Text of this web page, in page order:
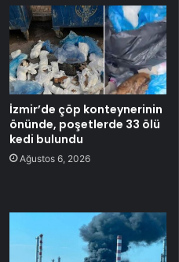
İzmir’de çöp konteynerinin
önünde, poşetlerde 33 ölü
kedi bulundu
Ağustos 6, 2026